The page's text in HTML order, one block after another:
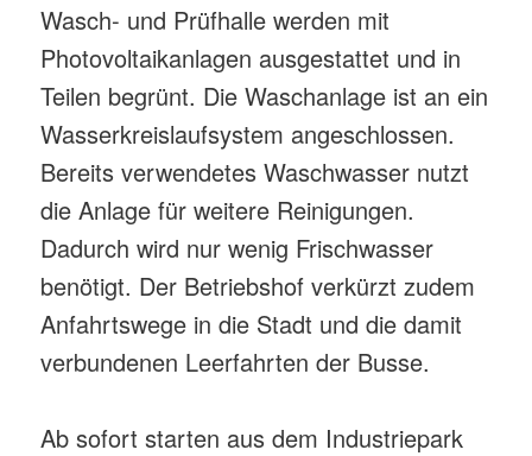
Wasch- und Prüfhalle werden mit
Photovoltaikanlagen ausgestattet und in
Teilen begrünt. Die Waschanlage ist an ein
Wasserkreislaufsystem angeschlossen.
Bereits verwendetes Waschwasser nutzt
die Anlage für weitere Reinigungen.
Dadurch wird nur wenig Frischwasser
benötigt. Der Betriebshof verkürzt zudem
Anfahrtswege in die Stadt und die damit
verbundenen Leerfahrten der Busse.
Ab sofort starten aus dem Industriepark